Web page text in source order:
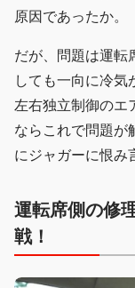
原因であったか。
だが、問題は運転
しても一向に冷気
左右独立制御のエ
ならこれで問題
にジャガーに恨み
運転席側の修
戦！